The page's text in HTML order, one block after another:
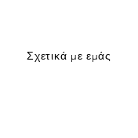
Σχετικά με εμάς